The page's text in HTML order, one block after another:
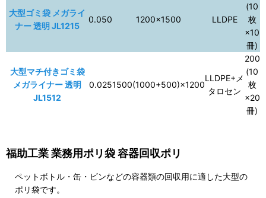
大型ゴミ袋 メガライ
ナー 透明 JL1215
0.050 1200×1500 LLDPE
(10
枚
×10
冊)
大型マチ付きゴミ袋
メガライナー 透明
JL1512
0.0251500(1000+500)×1200
LLDPE+メ
タロセン
200
(10
枚
×20
冊)
福助工業 業務用ポリ袋 容器回収ポリ
ペットボトル・缶・ビンなどの容器類の回収用に適した大型の
ポリ袋です。